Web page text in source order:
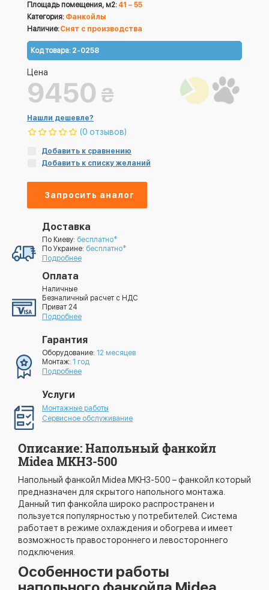
Площадь помещения, м2: 41 – 55
Категория: Фанкойлы
Наличие:Снят с производства
Код товара: 2-0258
Цена
9450 ₴
Нашли дешевле?
(0 отзывов)
Добавить к сравнению
Добавить к списку желаний
Запросить аналог
Доставка
По Киеву: бесплатно*
По Украине: бесплатно*
Подробнее
Оплата
Наличные
Безналичный расчет с НДС
Приват 24
Подробнее
Гарантия
Оборудование: 12 месяцев
Монтаж: 1 год
Подробнее
Услуги
Монтажные работы
Сервисное обслуживание
Описание: Напольный фанкойл
Midea MKH3-500
Напольный фанкойл Midea MKH3-500 – фанкойл который
предназначен для скрытого напольного монтажа.
Данный тип фанкойла широко распространен и
пользуется популярностью у потребителей. Система
работает в режиме охлаждения и обогрева и имеет
возможность правостороннего и левостороннего
подключения.
Особенности работы